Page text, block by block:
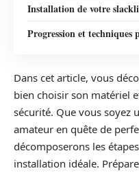
Installation de votre
Progression et
Dans cet article, vous
bien choisir son matériel
sécurité. Que vous soyez
amateur en quête de
décomposerons les
installation idéale.